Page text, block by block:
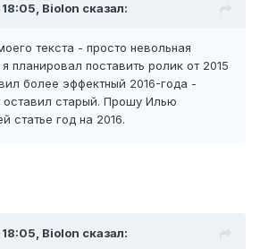
Biolon сказал:
текста - просто невольная
планировал поставить ролик от 2015
более эффектный 2016-года -
оставил старый. Прошу Илью
статье год на 2016.
Biolon сказал: